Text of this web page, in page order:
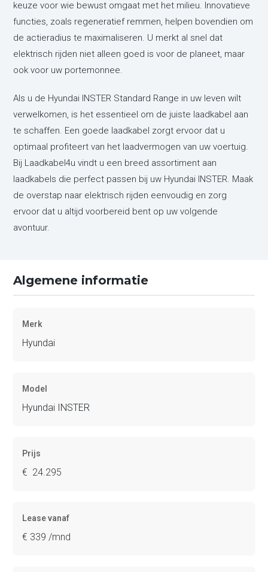
keuze voor wie bewust omgaat met het milieu. Innovatieve
functies, zoals regeneratief remmen, helpen bovendien om
de actieradius te maximaliseren. U merkt al snel dat
elektrisch rijden niet alleen goed is voor de planeet, maar
ook voor uw portemonnee.
Als u de Hyundai INSTER Standard Range in uw leven wilt
verwelkomen, is het essentieel om de juiste laadkabel aan
te schaffen. Een goede laadkabel zorgt ervoor dat u
optimaal profiteert van het laadvermogen van uw voertuig.
Bij Laadkabel4u vindt u een breed assortiment aan
laadkabels die perfect passen bij uw Hyundai INSTER. Maak
de overstap naar elektrisch rijden eenvoudig en zorg
ervoor dat u altijd voorbereid bent op uw volgende
avontuur.
Algemene informatie
Merk
Hyundai
Model
Hyundai INSTER
Prijs
€ 24.295
Lease vanaf
€ 339 /mnd